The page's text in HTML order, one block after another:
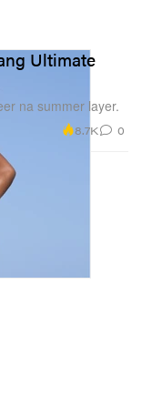
Ultimate
na summer layer.
8.7K 0